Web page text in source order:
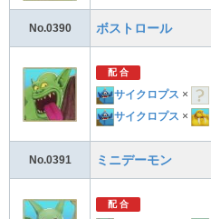
No.0390 ボストロール
配 合
サイクロプス ×
サイクロプス ×
No.0391 ミニデーモン
配 合